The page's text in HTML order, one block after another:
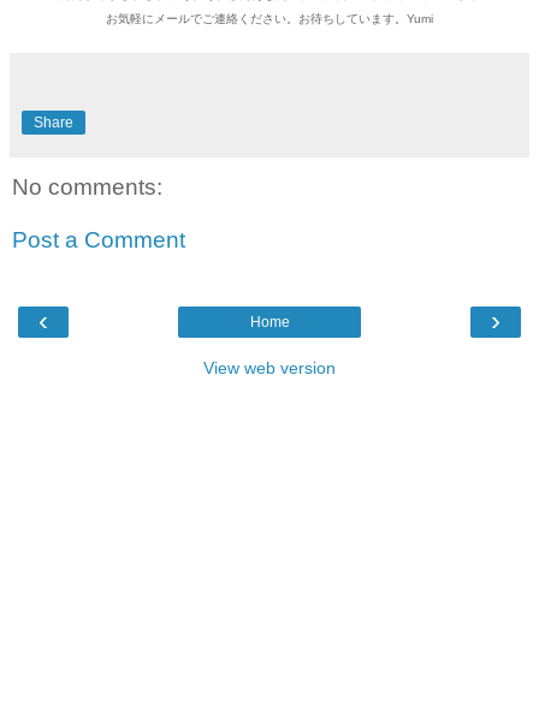
お気軽にメールでご連絡ください。お待ちしています。Yumi
Share
No comments:
Post a Comment
‹ ›
Home
View web version